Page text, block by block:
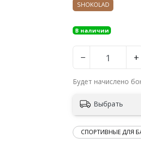
SHOKOLAD
В наличии
− +
Будет начислено
Выбрать
СПОРТИВНЫЕ ДЛЯ